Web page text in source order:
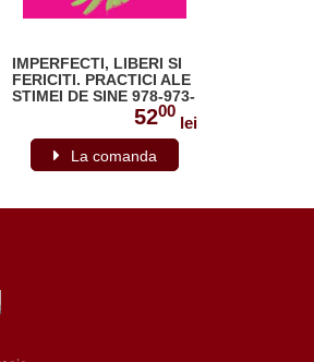
IMPERFECTI, LIBERI SI
FERICITI. PRACTICI ALE
STIMEI DE SINE 978-973-
5200
lei
La comanda